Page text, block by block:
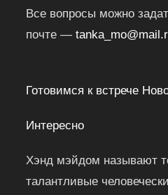
Все вопросы можно
почте —
Готовимся к встрече
Интересно
Хэнд мэйдом называют
талантливые